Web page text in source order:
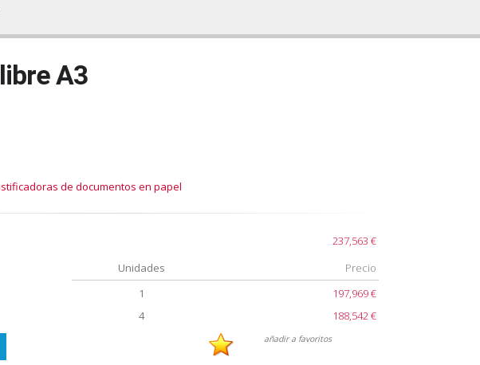
A3
de documentos en papel
237,563 €
Unidades
Precio
1
197,969 €
4
188,542 €
añadir a favoritos